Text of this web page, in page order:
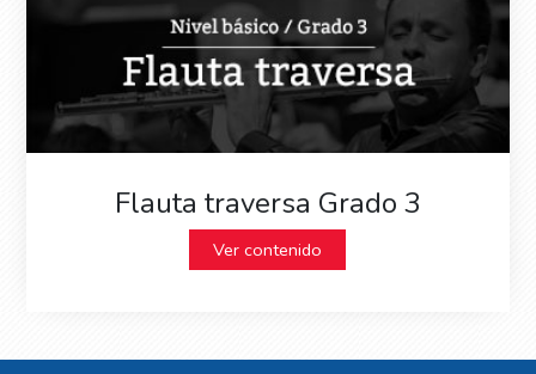
Flauta traversa Grado 3
Ver contenido